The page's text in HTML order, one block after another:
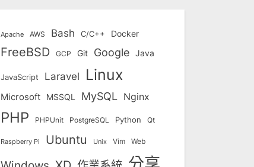
Apache AWS Bash C/C++ Docker
FreeBSD GCP Git Google Java
JavaScript Laravel Linux
Microsoft MSSQL MySQL Nginx
PHP PHPUnit PostgreSQL Python Qt
Raspberry Pi Ubuntu Unix Vim Web